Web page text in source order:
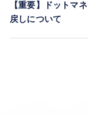
【重要】ドットマ
戻しについて